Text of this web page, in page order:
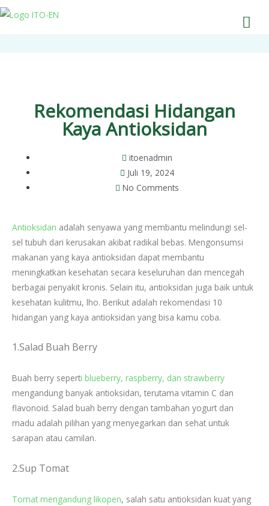
Rekomendasi Hidangan
Kaya Antioksidan
itoenadmin
Juli 19, 2024
No Comments
Antioksidan adalah senyawa yang membantu melindungi sel-
sel tubuh dari kerusakan akibat radikal bebas. Mengonsumsi
makanan yang kaya antioksidan dapat membantu
meningkatkan kesehatan secara keseluruhan dan mencegah
berbagai penyakit kronis. Selain itu, antioksidan juga baik untuk
kesehatan kulitmu, lho. Berikut adalah rekomendasi 10
hidangan yang kaya antioksidan yang bisa kamu coba.
1.Salad Buah Berry
Buah berry seperti blueberry, raspberry, dan strawberry
mengandung banyak antioksidan, terutama vitamin C dan
flavonoid. Salad buah berry dengan tambahan yogurt dan
madu adalah pilihan yang menyegarkan dan sehat untuk
sarapan atau camilan.
2.Sup Tomat
Tomat mengandung likopen, salah satu antioksidan kuat yang